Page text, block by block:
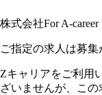
株式会社For A-career
ご指定の求人は募集
Zキャリアをご利用
ざいませんが、こ